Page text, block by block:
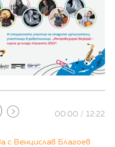
00:00 / 12:22
с Венцислав Благоев